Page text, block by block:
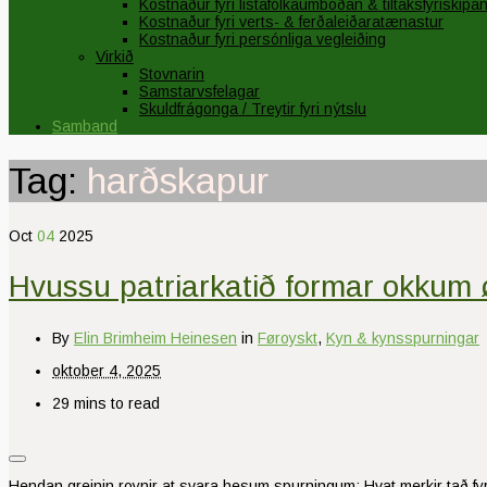
Kostnaður fyri listafólkaumboðan & tiltaksfyriskipan
Kostnaður fyri verts- & ferðaleiðaratænastur
Kostnaður fyri persónliga vegleiðing
Virkið
Stovnarin
Samstarvsfelagar
Skuldfrágonga / Treytir fyri nýtslu
Samband
Tag: harðskapur
Oct 04 2025
Hvussu patriarkatið formar okkum
By Elin Brimheim Heinesen in Føroyskt, Kyn & kynsspurningar
oktober 4, 2025
29 mins to read